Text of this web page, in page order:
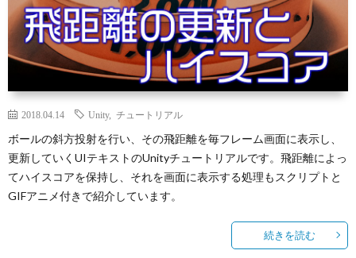
2018.04.14 Unity, チュートリアル
ボールの斜方投射を行い、その飛距離を毎フレーム画面に表示し、
更新していくUIテキストのUnityチュートリアルです。飛距離によっ
てハイスコアを保持し、それを画面に表示する処理もスクリプトと
GIFアニメ付きで紹介しています。
続きを読む